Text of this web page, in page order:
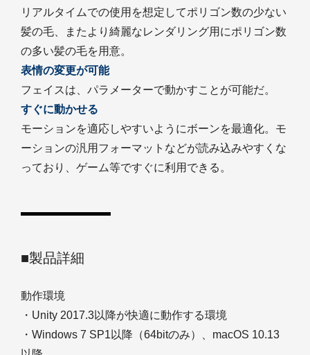
リアルタイムでの使用を想定してポリゴン数の少ない
髪の毛、またより綺麗なレンダリング用にポリゴン数
の多い髪の毛を用意。
表情の変更が可能
フェイスは、パラメーターで動かすことが可能だ。
すぐに動かせる
モーションを適応しやすいようにボーンを最適化。モ
ーションの汎用フォーマットなどが読み込みやすくな
っており、ゲーム等ですぐに利用できる。
■製品詳細
動作環境
・Unity 2017.3以降が快適に動作する環境
・Windows 7 SP1以降（64bitのみ）、macOS 10.13